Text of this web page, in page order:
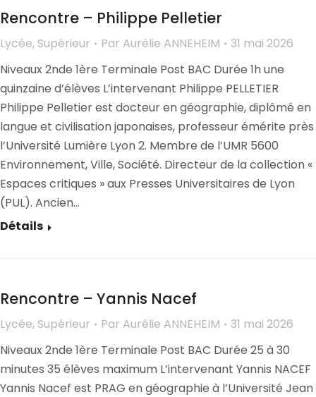
Rencontre – Philippe Pelletier
Lycée, Supérieur Par Aurélie ANNEHEIM
31 mai 2026
Niveaux 2nde 1ère Terminale Post BAC Durée 1h une
quinzaine d’élèves L’intervenant Philippe PELLETIER
Philippe Pelletier est docteur en géographie, diplômé en
langue et civilisation japonaises, professeur émérite près
l’Université Lumière Lyon 2. Membre de l’UMR 5600
Environnement, Ville, Société. Directeur de la collection «
Espaces critiques » aux Presses Universitaires de Lyon
(PUL). Ancien…
Détails
Rencontre – Yannis Nacef
Lycée, Supérieur Par Aurélie ANNEHEIM
31 mai 2026
Niveaux 2nde 1ère Terminale Post BAC Durée 25 à 30
minutes 35 élèves maximum L’intervenant Yannis NACEF
Yannis Nacef est PRAG en géographie à l’Université Jean